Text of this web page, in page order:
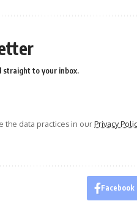
straight to your inbox.
the data practices in ourPrivacy
Facebook